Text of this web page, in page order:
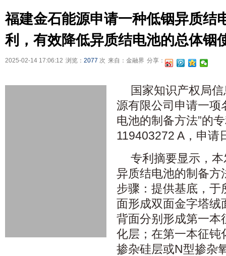
福建金石能源申请一种低铟异质结
利，有效降低异质结电池的总体铟
2025-02-14 17:06:12 浏览： 2077 次 来自：金融界 分享：
国家知识产权局
源有限公司申请一项
电池的制备方法”的
119403272 A，申请
专利摘要显示，
异质结电池的制备方
步骤：提供基底，于
面形成双面金字塔绒
背面分别形成第一本
化层；在第一本征钝
掺杂硅层或N型掺杂